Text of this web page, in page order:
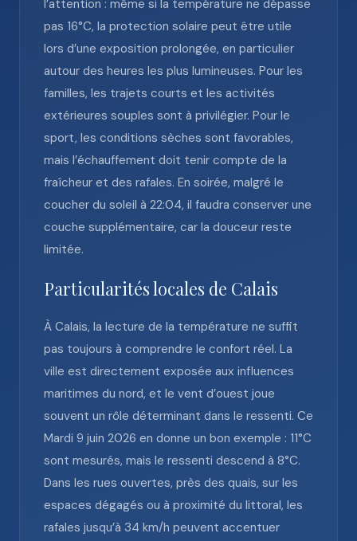
l’attention : même si la température ne dépasse
pas 16°C, la protection solaire peut être utile
lors d’une exposition prolongée, en particulier
autour des heures les plus lumineuses. Pour les
familles, les trajets courts et les activités
extérieures souples sont à privilégier. Pour le
sport, les conditions sèches sont favorables,
mais l’échauffement doit tenir compte de la
fraîcheur et des rafales. En soirée, malgré le
coucher du soleil à 22:04, il faudra conserver une
couche supplémentaire, car la douceur reste
limitée.
Particularités locales de Calais
À Calais, la lecture de la température ne suffit
pas toujours à comprendre le confort réel. La
ville est directement exposée aux influences
maritimes du nord, et le vent d’ouest joue
souvent un rôle déterminant dans le ressenti. Ce
Mardi 9 juin 2026 en donne un bon exemple : 11°C
sont mesurés, mais le ressenti descend à 8°C.
Dans les rues ouvertes, près des quais, sur les
espaces dégagés ou à proximité du littoral, les
rafales jusqu’à 34 km/h peuvent accentuer